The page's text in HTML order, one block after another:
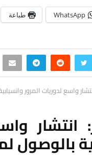
WhatsApp طباعة
واسع لدوريات المرور
بالوصول